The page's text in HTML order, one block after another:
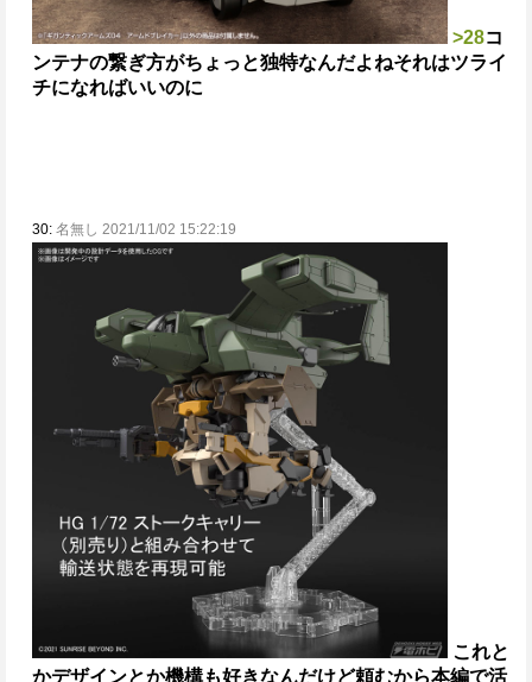
>28コ
ンテナの繋ぎ方がちょっと独特なんだよねそれはツライ
チになればいいのに
30: 名無し 2021/11/02 15:22:19
これと
かデザインとか機構も好きなんだけど頼むから本編で活